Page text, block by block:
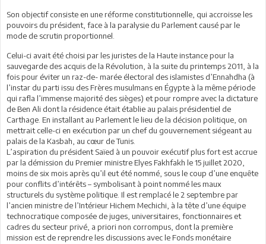
Son objectif consiste en une réforme constitutionnelle, qui accroisse les
pouvoirs du président, face à la paralysie du Parlement causé par le
mode de scrutin proportionnel.
Celui-ci avait été choisi par les juristes de la Haute instance pour la
sauvegarde des acquis de la Révolution, à la suite du printemps 2011, à la
fois pour éviter un raz-de- marée électoral des islamistes d’Ennahdha (à
l’instar du parti issu des Frères musulmans en Égypte à la même période
qui rafla l’immense majorité des sièges) et pour rompre avec la dictature
de Ben Ali dont la résidence était établie au palais présidentiel de
Carthage. En installant au Parlement le lieu de la décision politique, on
mettrait celle-ci en exécution par un chef du gouvernement siégeant au
palais de la Kasbah, au cœur de Tunis.
L’aspiration du président Saïed à un pouvoir exécutif plus fort est accrue
par la démission du Premier ministre Elyes Fakhfakh le 15 juillet 2020,
moins de six mois après qu’il eut été nommé, sous le coup d’une enquête
pour conflits d’intérêts – symbolisant à point nommé les maux
structurels du système politique. Il est remplacé le 2 septembre par
l’ancien ministre de l’Intérieur Hichem Mechichi, à la tête d’une équipe
technocratique composée de juges, universitaires, fonctionnaires et
cadres du secteur privé, a priori non corrompus, dont la première
mission est de reprendre les discussions avec le Fonds monétaire